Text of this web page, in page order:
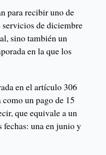
para recibir uno de
de diciembre
sino también un
en la que los
en el artículo 306
un pago de 15
que equivale a un
una en junio y